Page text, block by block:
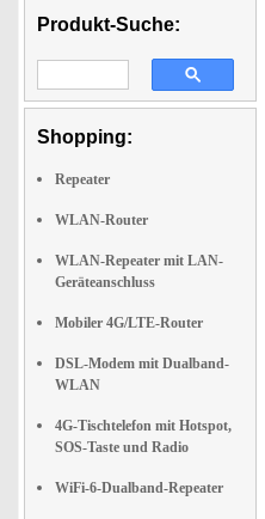
Produkt-Suche:
Shopping:
Repeater
WLAN-Router
WLAN-Repeater mit LAN-
Geräteanschluss
Mobiler 4G/LTE-Router
DSL-Modem mit Dualband-
WLAN
4G-Tischtelefon mit Hotspot,
SOS-Taste und Radio
WiFi-6-Dualband-Repeater